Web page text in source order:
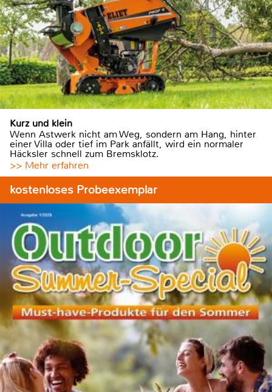
Kurz und klein
Wenn Astwerk nicht am Weg, sondern am Hang, hinter
einer Villa oder tief im Park anfällt, wird ein normaler
Häcksler schnell zum Bremsklotz.
>> Mehr erfahren
kostenloses Probeexemplar